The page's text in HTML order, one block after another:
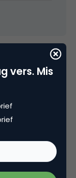
iets
niet dat jij
en tand
echt
vers. Mis